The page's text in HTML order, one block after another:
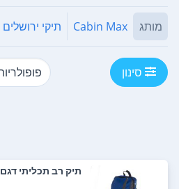
מותג Cabin Max תיקי ירושלים
סינון
תיק רב תכליתי דגם 170012